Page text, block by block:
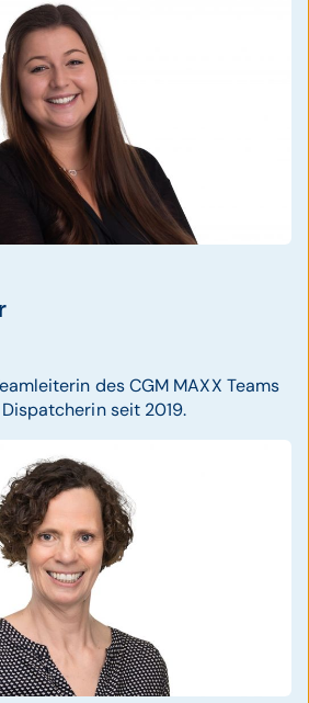
des CGM MAXX Teams
seit 2019.